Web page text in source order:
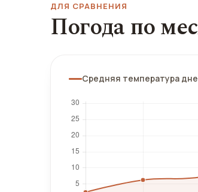
ДЛЯ СРАВНЕНИЯ
Погода по
Средняя температура